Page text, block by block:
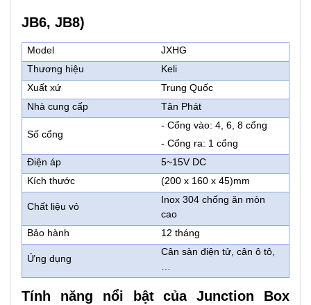
JB6, JB8)
Model
JXHG
Thương hiệu
Keli
Xuất xứ
Trung Quốc
Nhà cung cấp
Tân Phát
Số cổng
- Cổng vào: 4, 6, 8 cổng
- Cổng ra: 1 cổng
Điện áp
5~15V DC
Kích thước
(200 x 160 x 45)mm
Chất liệu vỏ
Inox 304 chống ăn mòn
cao
Bảo hành
12 tháng
Ứng dụng
Cân sàn điện tử, cân ô tô,
Tính năng nổi bật của Junction Box